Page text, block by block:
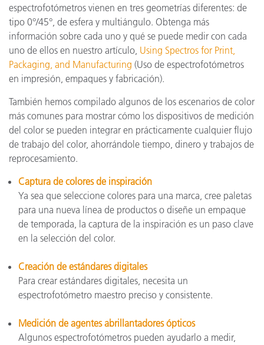
espectrofotómetros vienen en tres geometrías diferentes: de
tipo 0°/45°, de esfera y multiángulo. Obtenga más
información sobre cada uno y qué se puede medir con cada
uno de ellos en nuestro artículo, Using Spectros for Print,
Packaging, and Manufacturing (Uso de espectrofotómetros
en impresión, empaques y fabricación).
También hemos compilado algunos de los escenarios de color
más comunes para mostrar cómo los dispositivos de medición
del color se pueden integrar en prácticamente cualquier flujo
de trabajo del color, ahorrándole tiempo, dinero y trabajos de
reprocesamiento.
Captura de colores de inspiración
Ya sea que seleccione colores para una marca, cree paletas
para una nueva línea de productos o diseñe un empaque
de temporada, la captura de la inspiración es un paso clave
en la selección del color.
Creación de estándares digitales
Para crear estándares digitales, necesita un
espectrofotómetro maestro preciso y consistente.
Medición de agentes abrillantadores ópticos
Algunos espectrofotómetros pueden ayudarlo a medir,